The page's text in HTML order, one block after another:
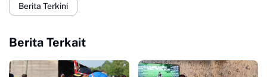
Berita Terkini
Berita Terkait